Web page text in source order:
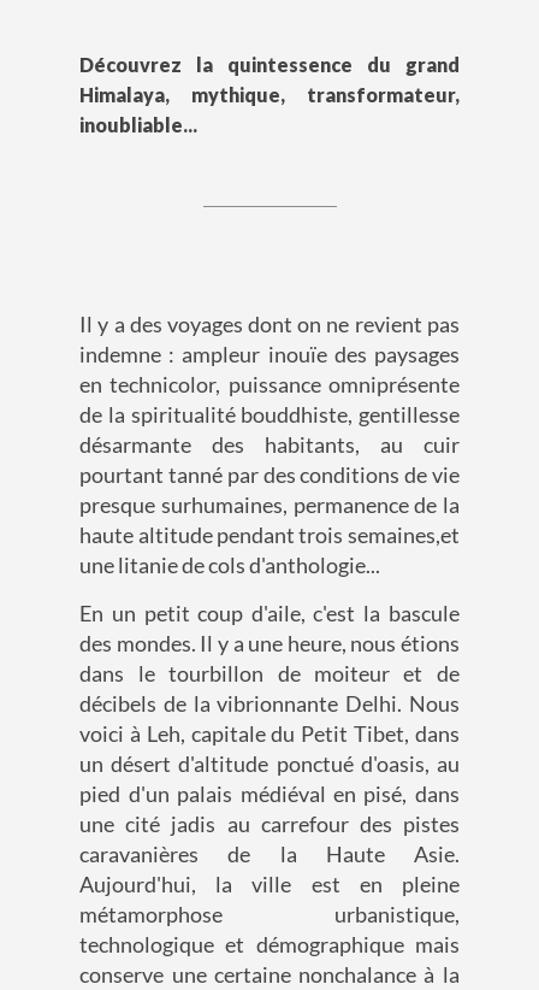
Découvrez la quintessence du grand
Himalaya, mythique, transformateur,
inoubliable...
Il y a des voyages dont on ne revient pas
indemne : ampleur inouïe des paysages
en technicolor, puissance omniprésente
de la spiritualité bouddhiste, gentillesse
désarmante des habitants, au cuir
pourtant tanné par des conditions de vie
presque surhumaines, permanence de la
haute altitude pendant trois semaines,et
une litanie de cols d'anthologie...
En un petit coup d'aile, c'est la bascule
des mondes. Il y a une heure, nous étions
dans le tourbillon de moiteur et de
décibels de la vibrionnante Delhi. Nous
voici à Leh, capitale du Petit Tibet, dans
un désert d'altitude ponctué d'oasis, au
pied d'un palais médiéval en pisé, dans
une cité jadis au carrefour des pistes
caravanières de la Haute Asie.
Aujourd'hui, la ville est en pleine
métamorphose urbanistique,
technologique et démographique mais
conserve une certaine nonchalance à la